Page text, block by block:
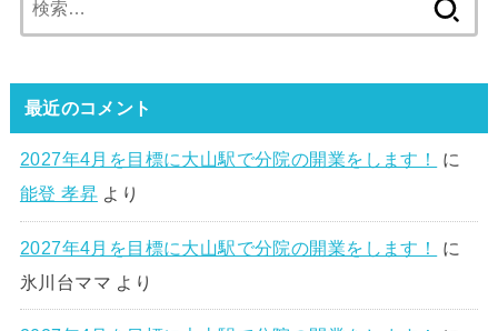
索:
最近のコメント
2027年4月を目標に大山駅で分院の開業をします！
に
能登 孝昇より
2027年4月を目標に大山駅で分院の開業をします！
に
氷川台ママ より